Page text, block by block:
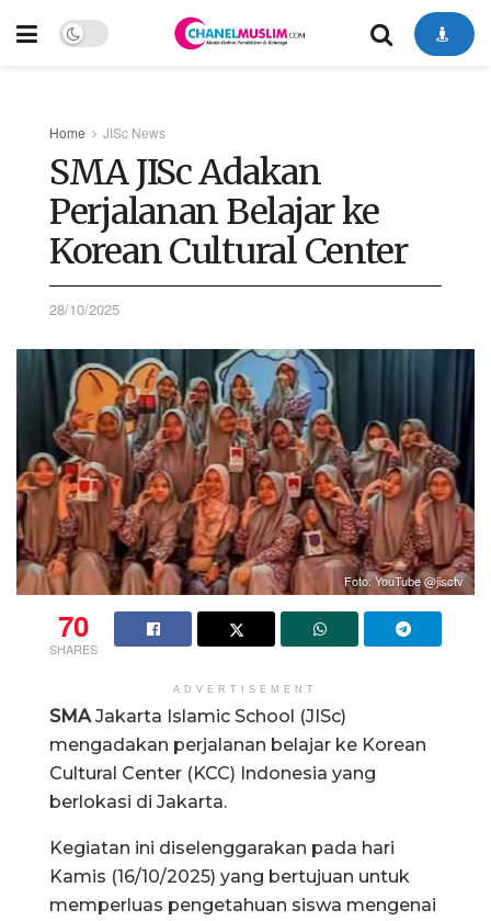
Home JISc News
SMA JISc Adakan
Perjalanan Belajar ke
Korean Cultural Center
28/10/2025
Foto: YouTube @jisctv
70
SHARES
ADVERTISEMENT
SMA Jakarta Islamic School (JISc)
mengadakan perjalanan belajar ke Korean
Cultural Center (KCC) Indonesia yang
berlokasi di Jakarta.
Kegiatan ini diselenggarakan pada hari
Kamis (16/10/2025) yang bertujuan untuk
memperluas pengetahuan siswa mengenai